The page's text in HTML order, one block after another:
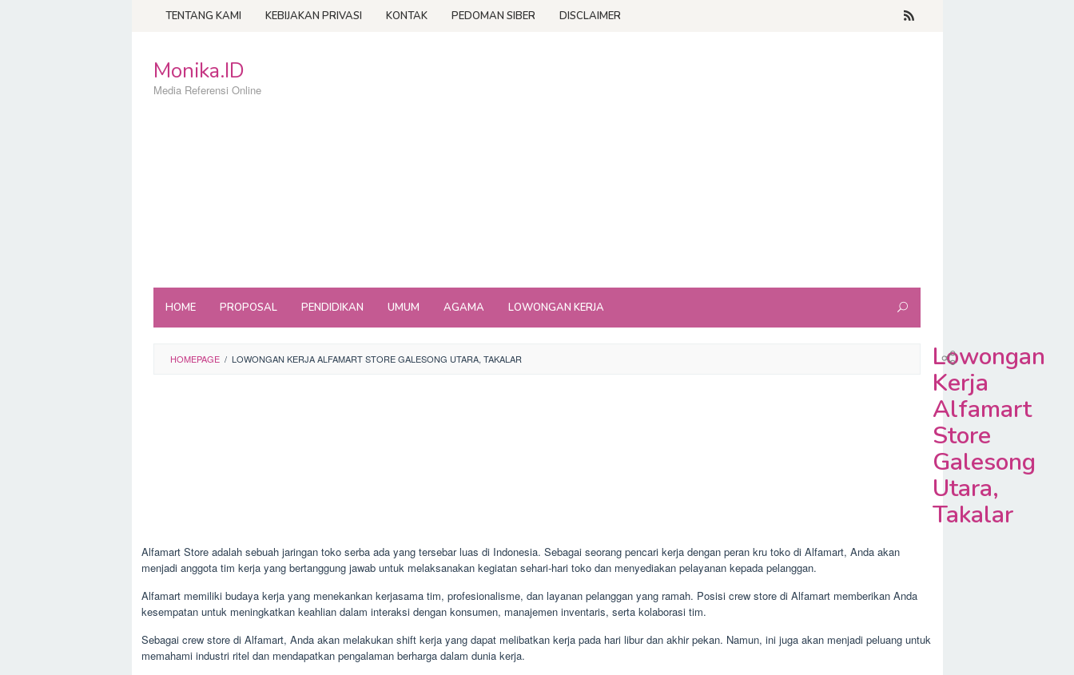
TENTANG KAMI KEBIJAKAN PRIVASI KONTAK PEDOMAN SIBER DISCLAIMER
Monika.ID
Media Referensi Online
HOME PROPOSAL PENDIDIKAN UMUM AGAMA LOWONGAN KERJA
HOMEPAGE / LOWONGAN KERJA ALFAMART STORE GALESONG UTARA, TAKALAR
Lowongan
Kerja
Alfamart
Store
Galesong
Utara,
Takalar
Alfamart Store adalah sebuah jaringan toko serba ada yang tersebar luas di Indonesia. Sebagai seorang pencari kerja dengan peran kru toko di Alfamart, Anda akan
menjadi anggota tim kerja yang bertanggung jawab untuk melaksanakan kegiatan sehari-hari toko dan menyediakan pelayanan kepada pelanggan.
Alfamart memiliki budaya kerja yang menekankan kerjasama tim, profesionalisme, dan layanan pelanggan yang ramah. Posisi crew store di Alfamart memberikan Anda
kesempatan untuk meningkatkan keahlian dalam interaksi dengan konsumen, manajemen inventaris, serta kolaborasi tim.
Sebagai crew store di Alfamart, Anda akan melakukan shift kerja yang dapat melibatkan kerja pada hari libur dan akhir pekan. Namun, ini juga akan menjadi peluang untuk
memahami industri ritel dan mendapatkan pengalaman berharga dalam dunia kerja.